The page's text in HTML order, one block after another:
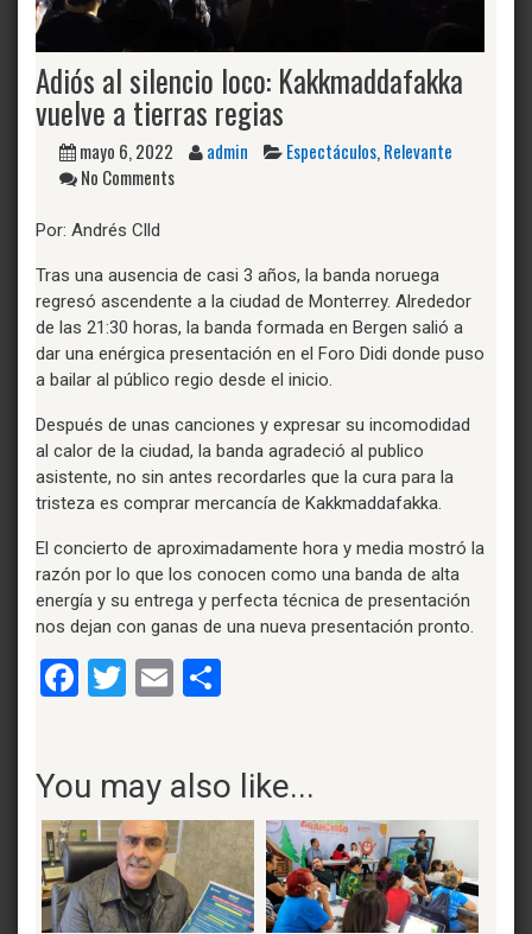
Adiós al silencio loco: Kakkmaddafakka
vuelve a tierras regias
mayo 6, 2022 admin Espectáculos,Relevante
No Comments
Por: Andrés Clld
Tras una ausencia de casi 3 años, la banda noruega
regresó ascendente a la ciudad de Monterrey. Alrededor
de las 21:30 horas, la banda formada en Bergen salió a
dar una enérgica presentación en el Foro Didi donde puso
a bailar al público regio desde el inicio.
Después de unas canciones y expresar su incomodidad
al calor de la ciudad, la banda agradeció al publico
asistente, no sin antes recordarles que la cura para la
tristeza es comprar mercancía de Kakkmaddafakka.
El concierto de aproximadamente hora y media mostró la
razón por lo que los conocen como una banda de alta
energía y su entrega y perfecta técnica de presentación
nos dejan con ganas de una nueva presentación pronto.
Facebook
Twitter
Email
You may also like...